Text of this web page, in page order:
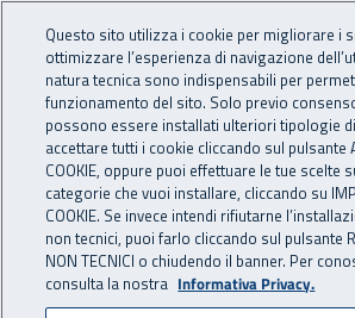
INAIL - Istituto
Navigazione
Navigazione - Ti trovi in:
Home Inail comunica News
22 ottobre 2021
Questo sito utilizza i cookie per migliorare i
ottimizzare l’esperienza di navigazione
natura tecnica sono indispensabili per
funzionamento del sito. Solo previo
possono essere installati ulteriori tipologie
accettare tutti i cookie cliccando sul pulsante
COOKIE, oppure puoi effettuare le tue scelte
categorie che vuoi installare, cliccando su
COOKIE. Se invece intendi rifiutarne
non tecnici, puoi farlo cliccando sul pulsante
NON TECNICI o chiudendo il banner. Per
consulta la nostra Informativa Privacy.